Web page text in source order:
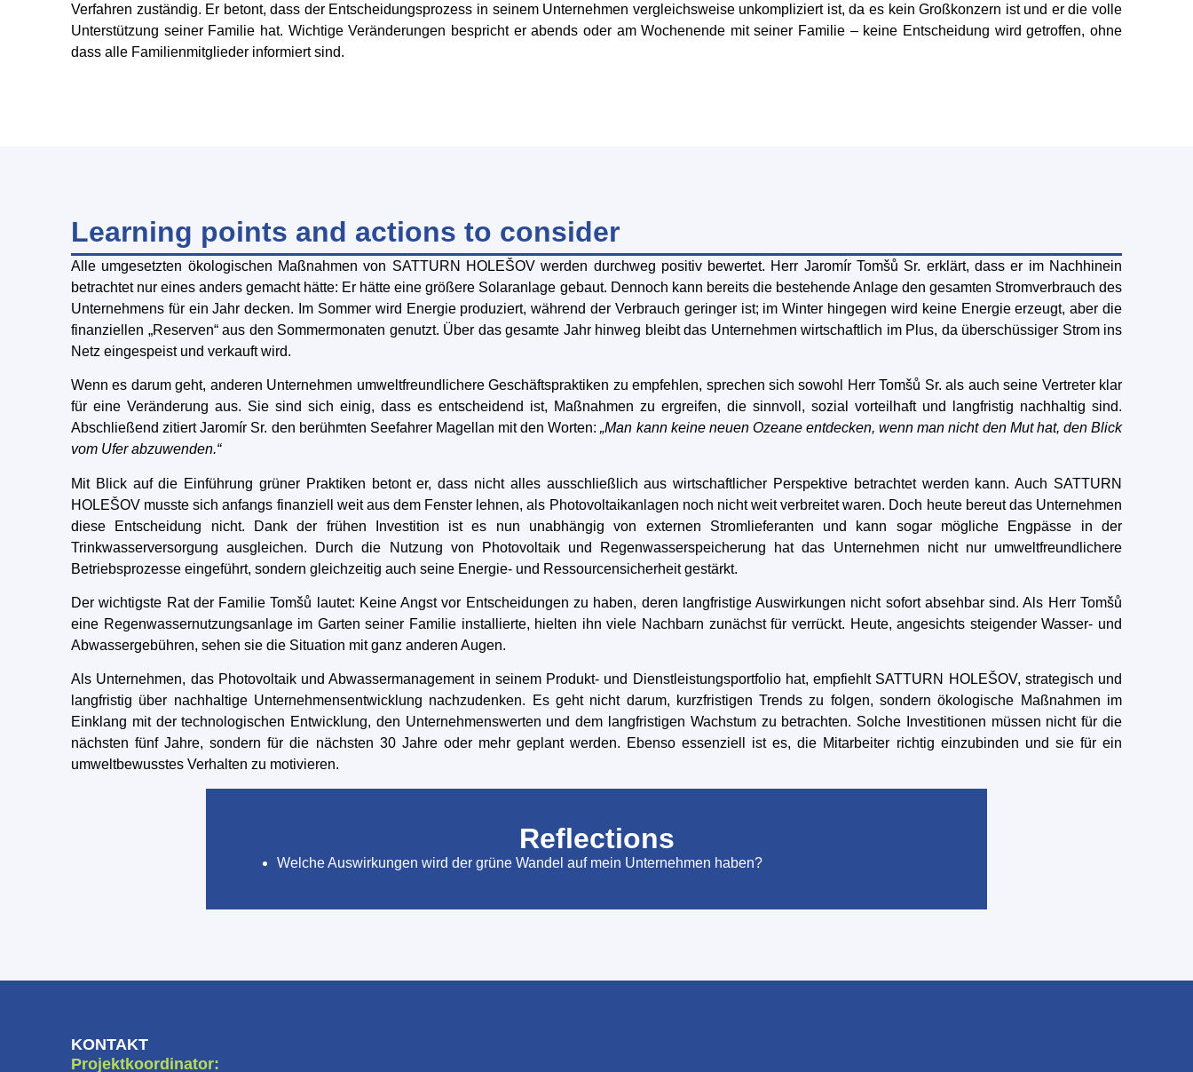
Verfahren zuständig. Er betont, dass der Entscheidungsprozess in seinem Unternehmen vergleichsweise unkompliziert ist, da es kein Großkonzern ist und er die volle
Unterstützung seiner Familie hat. Wichtige Veränderungen bespricht er abends oder am Wochenende mit seiner Familie – keine Entscheidung wird getroffen, ohne
dass alle Familienmitglieder informiert sind.
Learning points and actions to consider
Alle umgesetzten ökologischen Maßnahmen von SATTURN HOLEŠOV werden durchweg positiv bewertet. Herr Jaromír Tomšů Sr. erklärt, dass er im Nachhinein
betrachtet nur eines anders gemacht hätte: Er hätte eine größere Solaranlage gebaut. Dennoch kann bereits die bestehende Anlage den gesamten Stromverbrauch des
Unternehmens für ein Jahr decken. Im Sommer wird Energie produziert, während der Verbrauch geringer ist; im Winter hingegen wird keine Energie erzeugt, aber die
finanziellen „Reserven“ aus den Sommermonaten genutzt. Über das gesamte Jahr hinweg bleibt das Unternehmen wirtschaftlich im Plus, da überschüssiger Strom ins
Netz eingespeist und verkauft wird.
Wenn es darum geht, anderen Unternehmen umweltfreundlichere Geschäftspraktiken zu empfehlen, sprechen sich sowohl Herr Tomšů Sr. als auch seine Vertreter klar
für eine Veränderung aus. Sie sind sich einig, dass es entscheidend ist, Maßnahmen zu ergreifen, die sinnvoll, sozial vorteilhaft und langfristig nachhaltig sind.
Abschließend zitiert Jaromír Sr. den berühmten Seefahrer Magellan mit den Worten:„Man kann keine neuen Ozeane entdecken, wenn man nicht den Mut hat, den Blick
vom Ufer abzuwenden.“
Mit Blick auf die Einführung grüner Praktiken betont er, dass nicht alles ausschließlich aus wirtschaftlicher Perspektive betrachtet werden kann. Auch SATTURN
HOLEŠOV musste sich anfangs finanziell weit aus dem Fenster lehnen, als Photovoltaikanlagen noch nicht weit verbreitet waren. Doch heute bereut das Unternehmen
diese Entscheidung nicht. Dank der frühen Investition ist es nun unabhängig von externen Stromlieferanten und kann sogar mögliche Engpässe in der
Trinkwasserversorgung ausgleichen. Durch die Nutzung von Photovoltaik und Regenwasserspeicherung hat das Unternehmen nicht nur umweltfreundlichere
Betriebsprozesse eingeführt, sondern gleichzeitig auch seine Energie- und Ressourcensicherheit gestärkt.
Der wichtigste Rat der Familie Tomšů lautet: Keine Angst vor Entscheidungen zu haben, deren langfristige Auswirkungen nicht sofort absehbar sind. Als Herr Tomšů
eine Regenwassernutzungsanlage im Garten seiner Familie installierte, hielten ihn viele Nachbarn zunächst für verrückt. Heute, angesichts steigender Wasser- und
Abwassergebühren, sehen sie die Situation mit ganz anderen Augen.
Als Unternehmen, das Photovoltaik und Abwassermanagement in seinem Produkt- und Dienstleistungsportfolio hat, empfiehlt SATTURN HOLEŠOV, strategisch und
langfristig über nachhaltige Unternehmensentwicklung nachzudenken. Es geht nicht darum, kurzfristigen Trends zu folgen, sondern ökologische Maßnahmen im
Einklang mit der technologischen Entwicklung, den Unternehmenswerten und dem langfristigen Wachstum zu betrachten. Solche Investitionen müssen nicht für die
nächsten fünf Jahre, sondern für die nächsten 30 Jahre oder mehr geplant werden. Ebenso essenziell ist es, die Mitarbeiter richtig einzubinden und sie für ein
umweltbewusstes Verhalten zu motivieren.
Reflections
Welche Auswirkungen wird der grüne Wandel auf mein Unternehmen haben?
KONTAKT
Projektkoordinator: